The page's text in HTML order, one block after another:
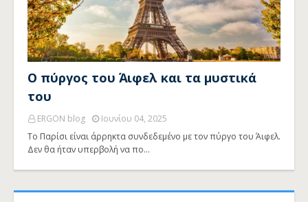
Ο πύργος του Άιφελ και τα μυστικά
του
ERGON blog
Ιουνίου 04, 2025
Το Παρίσι είναι άρρηκτα συνδεδεμένο με τον πύργο του Άιφελ.
Δεν θα ήταν υπερβολή να πο…